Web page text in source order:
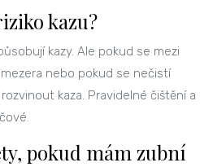
kazu?
kazy. Ale pokud se mezi
nebo pokud se nečistí
kaza. Pravidelné čištění a
pokud mám zubní